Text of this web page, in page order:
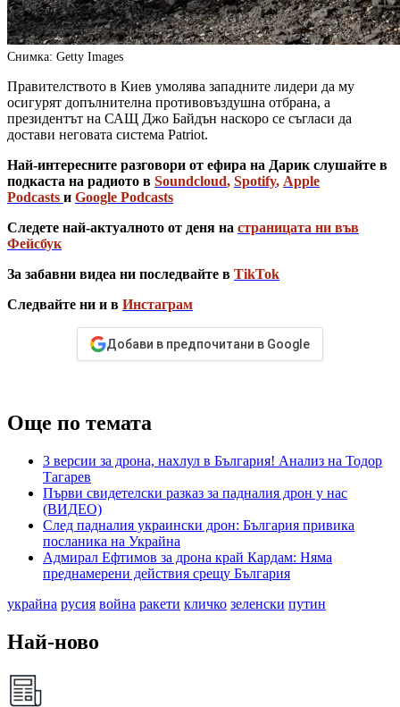
Снимка: Getty Images
Правителството в Киев умолява западните лидери да му
осигурят допълнителна противовъздушна отбрана, а
президентът на САЩ Джо Байдън наскоро се съгласи да
достави неговата система Patriot.
Най-интересните разговори от ефира на Дарик слушайте в
подкаста на радиото в Soundcloud, Spotify, Apple
Podcasts и Google Podcasts
Следете най-актуалното от деня на страницата ни във
Фейсбук
За забавни видеа ни последвайте в TikTok
Следвайте ни и в Инстаграм
Добави в предпочитани в Google
Още по темата
3 версии за дрона, нахлул в България! Анализ на Тодор
Тагарев
Първи свидетелски разказ за падналия дрон у нас
(ВИДЕО)
След падналия украински дрон: България привика
посланика на Украйна
Адмирал Ефтимов за дрона край Кардам: Няма
преднамерени действия срещу България
украйна русия война ракети кличко зеленски путин
Най-ново